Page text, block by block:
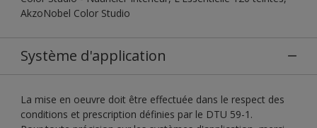
AkzoNobel Color Studio
Système d'application
La mise en oeuvre doit être effectuée dans le respect des
conditions et prescription définies par le DTU 59-1.